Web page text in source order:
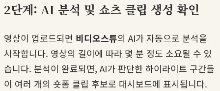
2단계: AI 분석 및 쇼츠 클립 생성 확인
영상이 업로드되면 비디오스튜의 AI가 자동으로 분석을
시작합니다. 영상의 길이에 따라 몇 분 정도 소요될 수 있
습니다. 분석이 완료되면, AI가 판단한 하이라이트 구간들
이 여러 개의 숏폼 클립 후보로 대시보드에 표시됩니다.